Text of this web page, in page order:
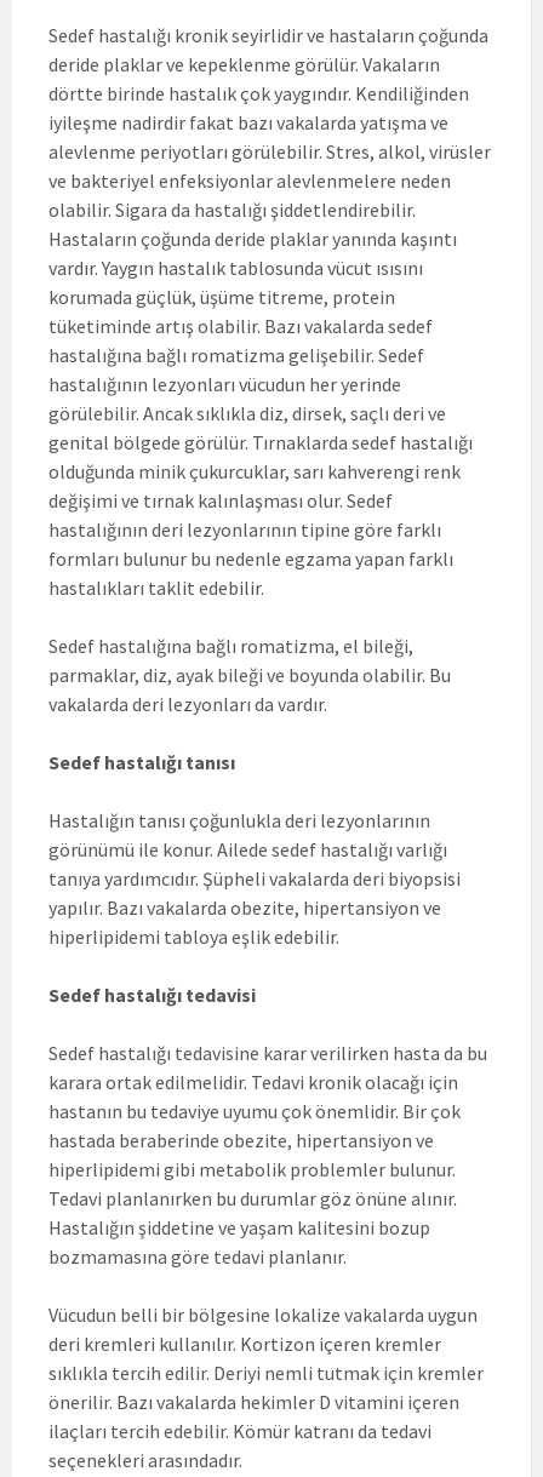
Sedef hastalığı kronik seyirlidir ve hastaların çoğunda
deride plaklar ve kepeklenme görülür. Vakaların
dörtte birinde hastalık çok yaygındır. Kendiliğinden
iyileşme nadirdir fakat bazı vakalarda yatışma ve
alevlenme periyotları görülebilir. Stres, alkol, virüsler
ve bakteriyel enfeksiyonlar alevlenmelere neden
olabilir. Sigara da hastalığı şiddetlendirebilir.
Hastaların çoğunda deride plaklar yanında kaşıntı
vardır. Yaygın hastalık tablosunda vücut ısısını
korumada güçlük, üşüme titreme, protein
tüketiminde artış olabilir. Bazı vakalarda sedef
hastalığına bağlı romatizma gelişebilir. Sedef
hastalığının lezyonları vücudun her yerinde
görülebilir. Ancak sıklıkla diz, dirsek, saçlı deri ve
genital bölgede görülür. Tırnaklarda sedef hastalığı
olduğunda minik çukurcuklar, sarı kahverengi renk
değişimi ve tırnak kalınlaşması olur. Sedef
hastalığının deri lezyonlarının tipine göre farklı
formları bulunur bu nedenle egzama yapan farklı
hastalıkları taklit edebilir.
Sedef hastalığına bağlı romatizma, el bileği,
parmaklar, diz, ayak bileği ve boyunda olabilir. Bu
vakalarda deri lezyonları da vardır.
Sedef hastalığı tanısı
Hastalığın tanısı çoğunlukla deri lezyonlarının
görünümü ile konur. Ailede sedef hastalığı varlığı
tanıya yardımcıdır. Şüpheli vakalarda deri biyopsisi
yapılır. Bazı vakalarda obezite, hipertansiyon ve
hiperlipidemi tabloya eşlik edebilir.
Sedef hastalığı tedavisi
Sedef hastalığı tedavisine karar verilirken hasta da bu
karara ortak edilmelidir. Tedavi kronik olacağı için
hastanın bu tedaviye uyumu çok önemlidir. Bir çok
hastada beraberinde obezite, hipertansiyon ve
hiperlipidemi gibi metabolik problemler bulunur.
Tedavi planlanırken bu durumlar göz önüne alınır.
Hastalığın şiddetine ve yaşam kalitesini bozup
bozmamasına göre tedavi planlanır.
Vücudun belli bir bölgesine lokalize vakalarda uygun
deri kremleri kullanılır. Kortizon içeren kremler
sıklıkla tercih edilir. Deriyi nemli tutmak için kremler
önerilir. Bazı vakalarda hekimler D vitamini içeren
ilaçları tercih edebilir. Kömür katranı da tedavi
seçenekleri arasındadır.